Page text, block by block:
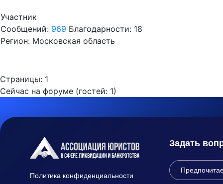
Участник
Сообщений: 969 Благодарности: 18
Регион: Московская область
Страницы: 1
Сейчас на форуме (гостей: 1)
Политика конфиденциальности
Задать